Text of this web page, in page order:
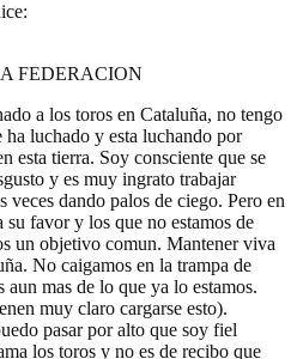
FEDERACION
a los toros en Cataluña, no tengo
luchado y esta luchando por
esta tierra. Soy consciente que se
y es muy ingrato trabajar
veces dando palos de ciego. Pero en
favor y los que no estamos de
un objetivo comun. Mantener viva
No caigamos en la trampa de
mas de lo que ya lo estamos.
muy claro cargarse esto).
pasar por alto que soy fiel
los toros y no es de recibo que